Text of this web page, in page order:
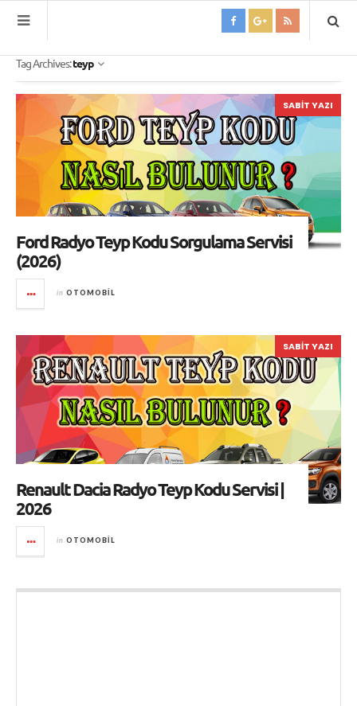
Tag Archives:teyp
SABIT YAZI
Ford Radyo Teyp Kodu Sorgulama Servisi
(2026)
in OTOMOBIL
SABIT YAZI
Renault Dacia Radyo Teyp Kodu Servisi |
2026
in OTOMOBIL